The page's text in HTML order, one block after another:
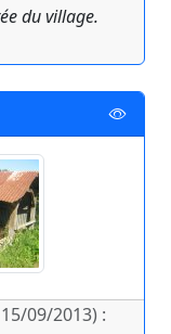
du village.
09/2013) :